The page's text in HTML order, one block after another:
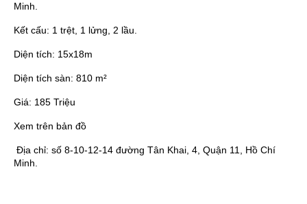
Minh.
Kết cấu: 1 trệt, 1 lửng, 2 lầu.
Diện tích: 15x18m
Diện tích sàn: 810 m²
Giá: 185 Triệu
Xem trên bản đồ
Địa chỉ: số 8-10-12-14 đường Tân Khai, 4, Quận 11, Hồ Chí
Minh.